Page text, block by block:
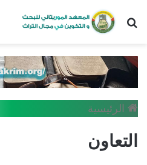
بحث
الرئيسية
التعاون